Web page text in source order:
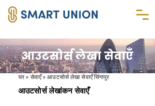
आउटसोर्स लेखा सेवाएँ
घर» सेवाएँ » आउटसोर्स लेखा सेवाएँ सिंगापुर
आउटसोर्स लेखांकन सेवाएँ